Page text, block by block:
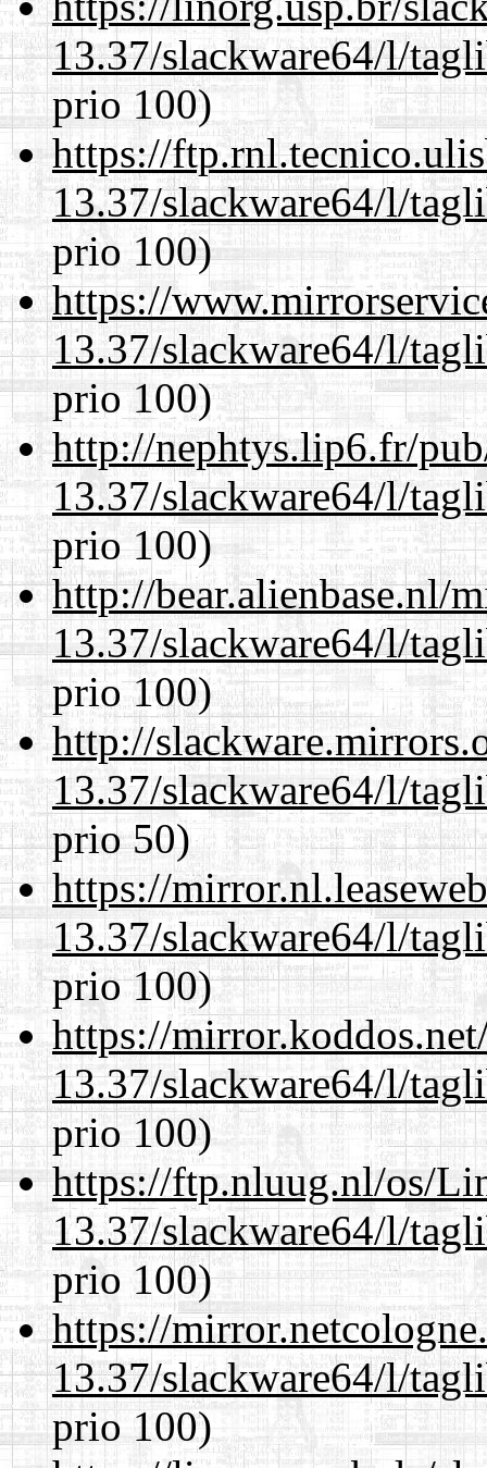
13.37/slackware64/l/
prio 100)
https://
13.37/slackware64/l/
prio 100)
https://
13.37/slackware64/l/
prio 100)
http://nephtys.lip6.fr/
13.37/slackware64/l/
prio 100)
http://bear.alienbase.nl/
13.37/slackware64/l/
prio 100)
http://
13.37/slackware64/l/
prio 50)
https://
13.37/slackware64/l/
prio 100)
https://
13.37/slackware64/l/
prio 100)
https://ftp.nluug.nl/os/
13.37/slackware64/l/
prio 100)
https://
13.37/slackware64/l/
prio 100)